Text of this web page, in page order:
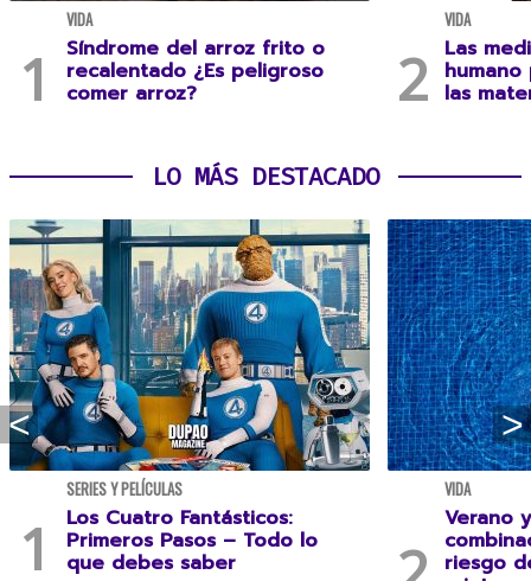
VIDA
Síndrome del arroz frito o
recalentado ¿Es peligroso
comer arroz?
VIDA
Las
las
LO MÁS DESTACADO
SERIES Y PELÍCULAS
Los Cuatro Fantásticos:
Primeros Pasos – Todo lo
que debes saber
VIDA
Verano
riesgo